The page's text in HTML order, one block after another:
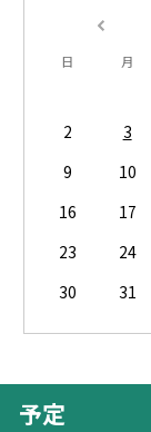
日 月
2
3
9
10
16
17
23
24
30
31
予定